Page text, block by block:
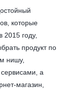
которые
2015 году,
продукт по
нишу,
а
магазин,